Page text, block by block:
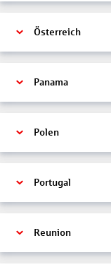
Österreich
Panama
Polen
Portugal
Reunion